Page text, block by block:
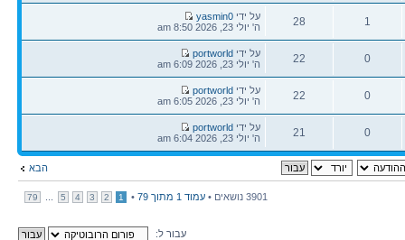
תגובות
צפיות
1
תגובות
28
צפיות
הודעה
אחרונה
על ידיyasmin0
ה' יולי 23, 2026 8:50 am
0
תגובות
22
צפיות
הודעה
אחרונה
על ידיportworld
ה' יולי 23, 2026 6:09 am
0
תגובות
22
צפיות
הודעה
אחרונה
על ידיportworld
ה' יולי 23, 2026 6:05 am
0
תגובות
21
צפיות
הודעה
אחרונה
על ידיportworld
ה' יולי 23, 2026 6:04 am
הבא
3901 נושאים • עמוד 1 מתוך 79
•
1
2
3
4
5
79
עבור ל: